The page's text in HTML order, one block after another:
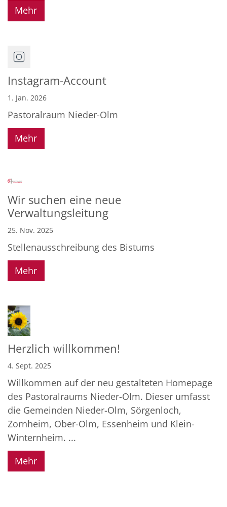
Mehr
Instagram-Account
1. Jan. 2026
Pastoralraum Nieder-Olm
Mehr
Wir suchen eine neue
Verwaltungsleitung
25. Nov. 2025
Stellenausschreibung des Bistums
Mehr
Herzlich willkommen!
4. Sept. 2025
Willkommen auf der neu gestalteten Homepage
des Pastoralraums Nieder-Olm. Dieser umfasst
die Gemeinden Nieder-Olm, Sörgenloch,
Zornheim, Ober-Olm, Essenheim und Klein-
Winternheim. ...
Mehr